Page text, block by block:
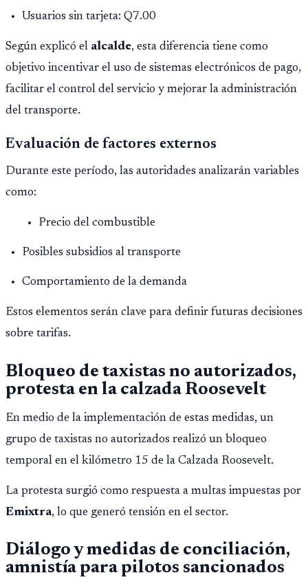
Usuarios sin tarjeta: Q7.00
Según explicó el alcalde, esta diferencia tiene como
objetivo incentivar el uso de sistemas electrónicos de pago,
facilitar el control del servicio y mejorar la administración
del transporte.
Evaluación de factores externos
Durante este período, las autoridades analizarán variables
como:
Precio del combustible
Posibles subsidios al transporte
Comportamiento de la demanda
Estos elementos serán clave para definir futuras decisiones
sobre tarifas.
Bloqueo de taxistas no autorizados,
protesta en la calzada Roosevelt
En medio de la implementación de estas medidas, un
grupo de taxistas no autorizados realizó un bloqueo
temporal en el kilómetro 15 de la Calzada Roosevelt.
La protesta surgió como respuesta a multas impuestas por
Emixtra, lo que generó tensión en el sector.
Diálogo y medidas de conciliación,
amnistía para pilotos sancionados